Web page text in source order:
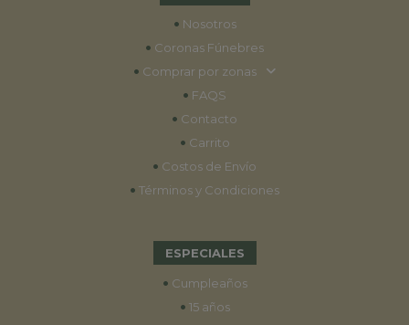
• Nosotros
• Coronas Fúnebres
• Comprar por zonas
• FAQS
• Contacto
• Carrito
• Costos de Envío
• Términos y Condiciones
ESPECIALES
• Cumpleaños
• 15 años